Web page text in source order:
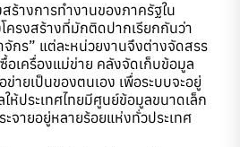
ร้างการทำงานของภาครัฐใน
รงสร้างที่มักติดปากเรียกกันว่า
กร” แต่ละหน่วยงานจึงต่างจัดสรร
อเครื่องแม่ข่าย คลังจัดเก็บข้อมูล
ข่ายเป็นของตนเอง เพื่อระบบจะอยู่
ห้ประเทศไทยมีศูนย์ข้อมูลขนาดเล็ก
จายอยู่หลายร้อยแห่งทั่วประเทศ